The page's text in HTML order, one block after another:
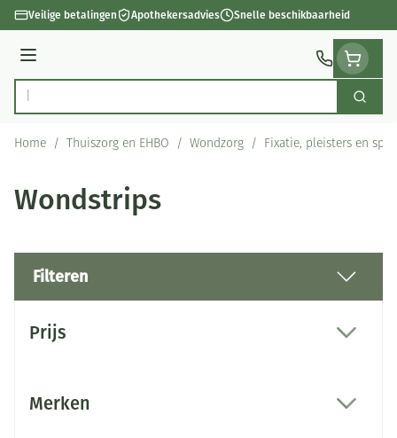
Ga naar de inhoud
Veilige betalingen Apothekersadvies Snelle beschikbaarheid
Menu
Product, merk, categorie... Zoek
Home / Thuiszorg en EHBO / Wondzorg / Fixatie, pleisters en
Wondstrips
Filteren
Prijs
Merken